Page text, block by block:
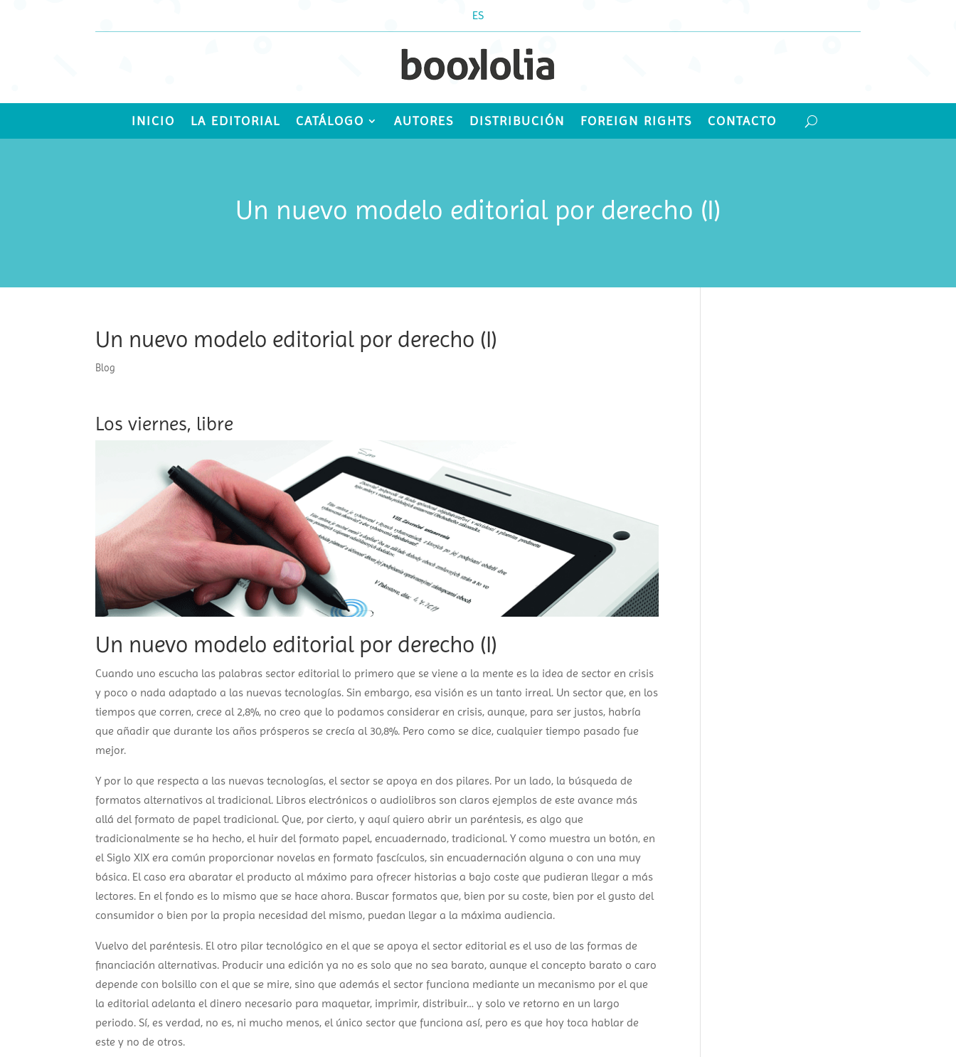
ES
INICIO LA EDITORIAL CATÁLOGO AUTORES DISTRIBUCIÓN FOREIGN RIGHTS CONTACTO
Un nuevo modelo editorial por derecho (I)
Un nuevo modelo editorial por derecho (I)
Blog
Los viernes, libre
Un nuevo modelo editorial por derecho (I)
Cuando uno escucha las palabras sector editorial lo primero que se viene a la mente es la idea de sector en crisis
y poco o nada adaptado a las nuevas tecnologías. Sin embargo, esa visión es un tanto irreal. Un sector que, en los
tiempos que corren, crece al 2,8%, no creo que lo podamos considerar en crisis, aunque, para ser justos, habría
que añadir que durante los años prósperos se crecía al 30,8%. Pero como se dice, cualquier tiempo pasado fue
mejor.
Y por lo que respecta a las nuevas tecnologías, el sector se apoya en dos pilares. Por un lado, la búsqueda de
formatos alternativos al tradicional. Libros electrónicos o audiolibros son claros ejemplos de este avance más
allá del formato de papel tradicional. Que, por cierto, y aquí quiero abrir un paréntesis, es algo que
tradicionalmente se ha hecho, el huir del formato papel, encuadernado, tradicional. Y como muestra un botón, en
el Siglo XIX era común proporcionar novelas en formato fascículos, sin encuadernación alguna o con una muy
básica. El caso era abaratar el producto al máximo para ofrecer historias a bajo coste que pudieran llegar a más
lectores. En el fondo es lo mismo que se hace ahora. Buscar formatos que, bien por su coste, bien por el gusto del
consumidor o bien por la propia necesidad del mismo, puedan llegar a la máxima audiencia.
Vuelvo del paréntesis. El otro pilar tecnológico en el que se apoya el sector editorial es el uso de las formas de
financiación alternativas. Producir una edición ya no es solo que no sea barato, aunque el concepto barato o caro
depende con bolsillo con el que se mire, sino que además el sector funciona mediante un mecanismo por el que
la editorial adelanta el dinero necesario para maquetar, imprimir, distribuir… y solo ve retorno en un largo
periodo. Sí, es verdad, no es, ni mucho menos, el único sector que funciona así, pero es que hoy toca hablar de
este y no de otros.